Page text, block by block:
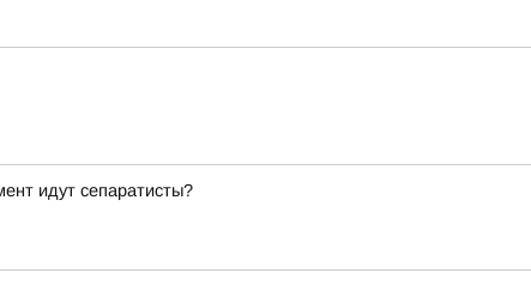
идут сепаратисты?